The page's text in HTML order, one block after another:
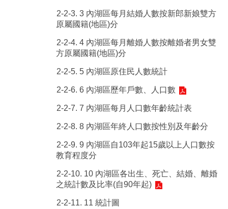
2-2-3. 3 內湖區每月結婚人數按新郎新娘雙方
原屬國籍(地區)分
2-2-4. 4 內湖區每月離婚人數按離婚者男女雙
方原屬國籍(地區)分
2-2-5. 5 內湖區原住民人數統計
2-2-6. 6 內湖區歷年戶數、人口數
2-2-7. 7 內湖區每月人口數年齡統計表
2-2-8. 8 內湖區年終人口數按性別及年齡分
2-2-9. 9 內湖區自103年起15歲以上人口數按
教育程度分
2-2-10. 10 內湖區各出生、死亡、結婚、離婚
之統計數及比率(自90年起)
2-2-11. 11 統計圖